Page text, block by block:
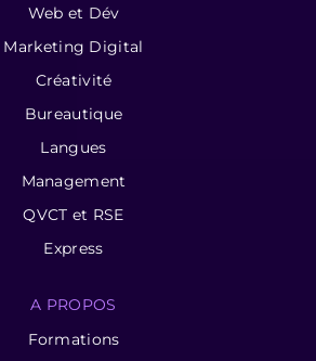
Web et Dév
Marketing Digital
Créativité
Bureautique
Langues
Management
QVCT et RSE
Express
A PROPOS
Formations